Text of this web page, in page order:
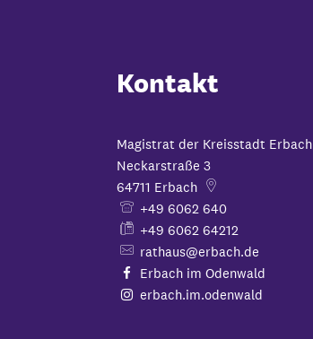
Kontakt
Magistrat der Kreisstadt Erbach
Neckarstraße 3
64711 Erbach
+49 6062 640
+49 6062 64212
rathaus@erbach.de
Erbach im Odenwald
erbach.im.odenwald